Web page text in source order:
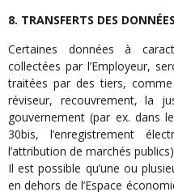
8. TRANSFERTS DES
Certaines données à
collectées par l’Employeur,
traitées par des tiers,
réviseur, recouvrement, la
gouvernement (par ex. dans
30bis, l’enregistrement
l’attribution de marchés
Il est possible qu’une ou
en dehors de l’Espace